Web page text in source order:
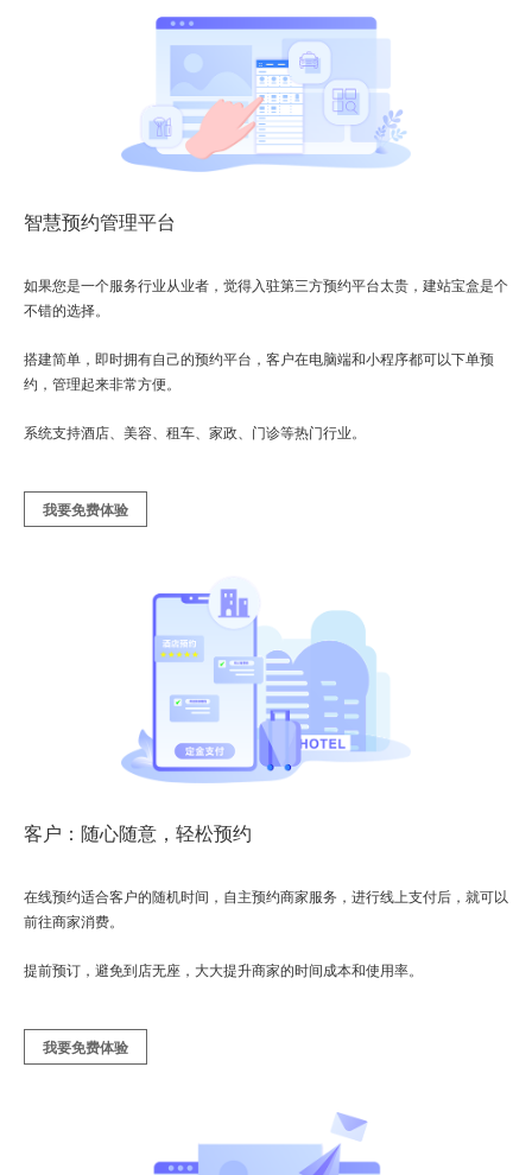
智慧预约管理平台
如果您是一个服务行业从业者，觉得入驻第三方预约平台太贵，建站宝盒是个
不错的选择。
搭建简单，即时拥有自己的预约平台，客户在电脑端和小程序都可以下单预
约，管理起来非常方便。
系统支持酒店、美容、租车、家政、门诊等热门行业。
我要免费体验
客户：随心随意，轻松预约
在线预约适合客户的随机时间，自主预约商家服务，进行线上支付后，就可以
前往商家消费。
提前预订，避免到店无座，大大提升商家的时间成本和使用率。
我要免费体验